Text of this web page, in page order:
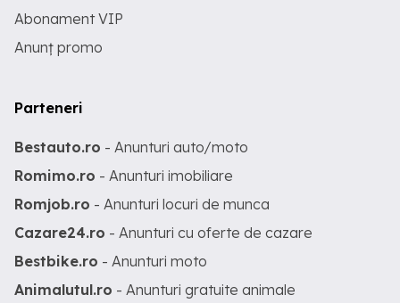
Abonament VIP
Anunț promo
Parteneri
Bestauto.ro - Anunturi auto/moto
Romimo.ro - Anunturi imobiliare
Romjob.ro - Anunturi locuri de munca
Cazare24.ro - Anunturi cu oferte de cazare
Bestbike.ro - Anunturi moto
Animalutul.ro - Anunturi gratuite animale